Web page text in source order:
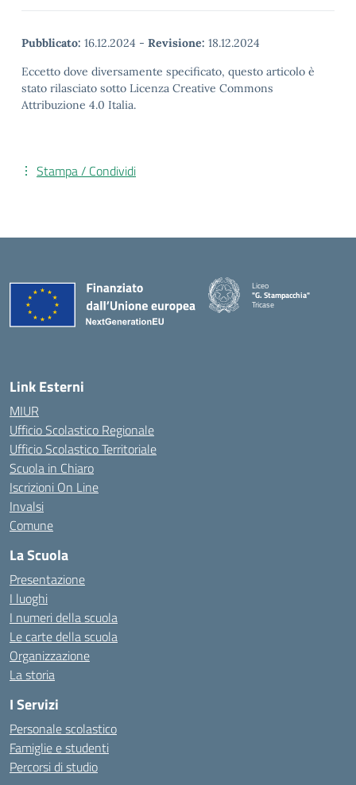
Pubblicato: 16.12.2024 - Revisione: 18.12.2024
Eccetto dove diversamente specificato, questo articolo è
stato rilasciato sotto Licenza Creative Commons
Attribuzione 4.0 Italia.
Stampa / Condividi
Liceo
"G. Stampacchia"
Tricase
Link Esterni
MIUR
Ufficio Scolastico Regionale
Ufficio Scolastico Territoriale
Scuola in Chiaro
Iscrizioni On Line
Invalsi
Comune
La Scuola
Presentazione
I luoghi
I numeri della scuola
Le carte della scuola
Organizzazione
La storia
I Servizi
Personale scolastico
Famiglie e studenti
Percorsi di studio